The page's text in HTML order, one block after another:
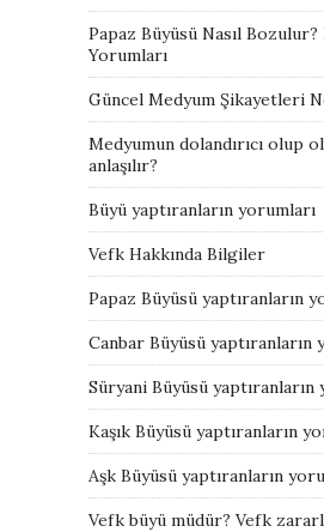
Papaz Büyüsü Nasıl Bozulur?
Yorumları
Güncel Medyum Şikayetleri
Medyumun dolandırıcı olup
anlaşılır?
Büyü yaptıranların yorumları
Vefk Hakkında Bilgiler
Papaz Büyüsü yaptıranların
Canbar Büyüsü yaptıranların
Süryani Büyüsü yaptıranların
Kaşık Büyüsü yaptıranların
Aşk Büyüsü yaptıranların
Vefk büyü müdür? Vefk